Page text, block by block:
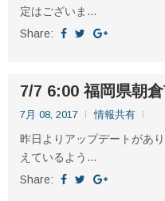
定はございま...
Share:
7/7 6:00 福岡県朝
7月 08, 2017 情報共有
昨日よりアップデートがあ
えているよう...
Share: